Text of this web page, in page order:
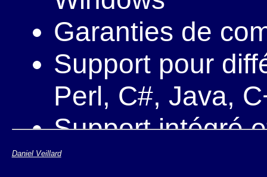
Garanties de
Support pour
Perl, C#, Java,
Support intégré
l'accessibilité
Daniel Veillard